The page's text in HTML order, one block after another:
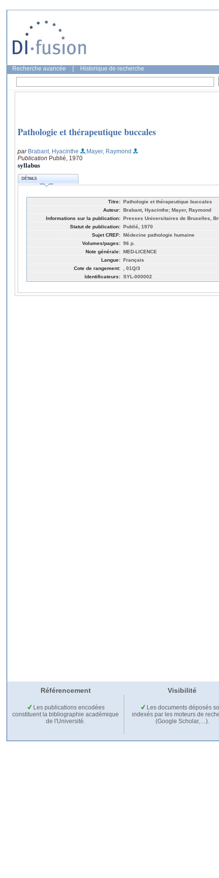
Recherche avancée Historique de recherche
Pathologie et thérapeutique buccales
par Brabant, Hyacinthe
;Mayer, Raymond
Publication Publié, 1970
syllabus
DÉTAILS
Titre: Pathologie et thérapeutique buccales
Auteur: Brabant, Hyacinthe; Mayer, Raymond
Informations sur la publication: Presses Universitaires de Bruxelles,
Statut de publication: Publié, 1970
Sujet CREF: Médecine pathologie humaine
Volumes/pages: 96 p.
Note générale: MED-LICENCE
Langue: Français
Cote de rangement:
, 01Q/3
Identificateurs: SYL-000002
Référencement Visibilité
Les publications encodées
constituent la bibliographie académique
de l'Université.
Les documents déposés
indexés par les moteurs de
(Google Scholar,…).